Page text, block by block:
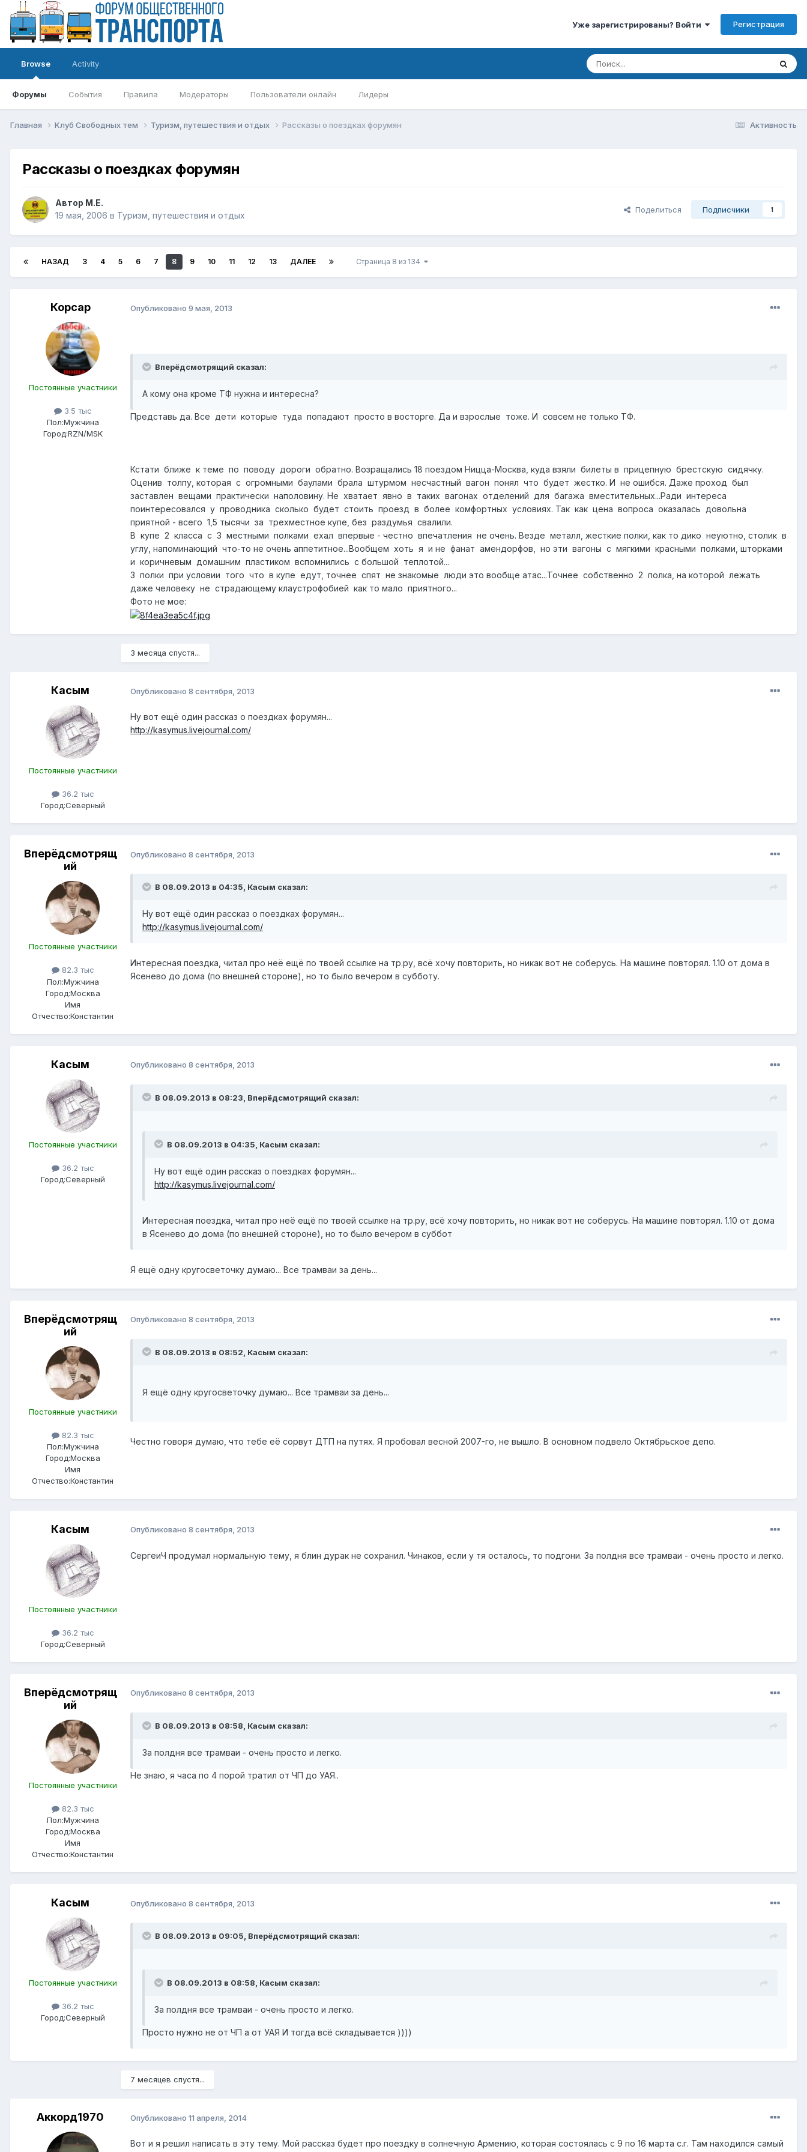
Уже зарегистрированы? Войти Регистрация
Browse
Форумы События Правила Модераторы Пользователи онлайн Лидеры
Activity
Активность
Главная Kлуб Свободных тем Туризм, путешествия и отдых Рассказы о поездках форумян
Рассказы о поездках форумян
Автор М.Е.
19 мая, 2006 в Туризм, путешествия и отдых
Поделиться Подписчики 1
НАЗАД 3 4 5 6 7 8 9 10 11 12 13 ДАЛЕЕ Страница 8 из 134
Корсар
Постоянные участники
3.5 тыс
Пол:Мужчина
Город:RZN/MSK
Опубликовано 9 мая, 2013
Вперёдсмотрящий сказал:
А кому она кроме ТФ нужна и интересна?
Представь да. Все дети которые туда попадают просто в восторге. Да и взрослые тоже. И совсем не только ТФ.
Кстати ближе к теме по поводу дороги обратно. Возращались 18 поездом Ницца-Москва, куда взяли билеты в прицепную брестскую сидячку.
Оценив толпу, которая с огромными баулами брала штурмом несчастный вагон понял что будет жестко. И не ошибся. Даже проход был
заставлен вещами практически наполовину. Не хватает явно в таких вагонах отделений для багажа вместительных...Ради интереса
поинтересовался у проводника сколько будет стоить проезд в более комфортных условиях. Так как цена вопроса оказалась довольна
приятной - всего 1,5 тысячи за трехместное купе, без раздумья свалили.
В купе 2 класса с 3 местными полками ехал впервые - честно впечатления не очень. Везде металл, жесткие полки, как то дико неуютно, столик в
углу, напоминающий что-то не очень аппетитное...Вообщем хоть я и не фанат амендорфов, но эти вагоны с мягкими красными полками, шторками
и коричневым домашним пластиком вспомнились с большой теплотой...
3 полки при условии того что в купе едут, точнее спят не знакомые люди это вообще атас...Точнее собственно 2 полка, на которой лежать
даже человеку не страдающему клаустрофобией как то мало приятного...
Фото не мое:
3 месяца спустя...
Касым
Постоянные участники
36.2 тыс
Город:Северный
Опубликовано 8 сентября, 2013
Ну вот ещё один рассказ о поездках форумян...
http://kasymus.livejournal.com/
Вперёдсмотрящ
ий
Постоянные участники
82.3 тыс
Пол:Мужчина
Город:Москва
Имя
Отчество:Константин
Опубликовано 8 сентября, 2013
В 08.09.2013 в 04:35, Касым сказал:
Ну вот ещё один рассказ о поездках форумян...
http://kasymus.livejournal.com/
Интересная поездка, читал про неё ещё по твоей ссылке на тр.ру, всё хочу повторить, но никак вот не соберусь. На машине повторял. 1.10 от дома в
Ясенево до дома (по внешней стороне), но то было вечером в субботу.
Касым
Постоянные участники
36.2 тыс
Город:Северный
Опубликовано 8 сентября, 2013
В 08.09.2013 в 08:23, Вперёдсмотрящий сказал:
В 08.09.2013 в 04:35, Касым сказал:
Ну вот ещё один рассказ о поездках форумян...
http://kasymus.livejournal.com/
Интересная поездка, читал про неё ещё по твоей ссылке на тр.ру, всё хочу повторить, но никак вот не соберусь. На машине повторял. 1.10 от дома
в Ясенево до дома (по внешней стороне), но то было вечером в суббот
Я ещё одну кругосветочку думаю... Все трамваи за день...
Вперёдсмотрящ
ий
Постоянные участники
82.3 тыс
Пол:Мужчина
Город:Москва
Имя
Отчество:Константин
Опубликовано 8 сентября, 2013
В 08.09.2013 в 08:52, Касым сказал:
Я ещё одну кругосветочку думаю... Все трамваи за день...
Честно говоря думаю, что тебе её сорвут ДТП на путях. Я пробовал весной 2007-го, не вышло. В основном подвело Октябрьское депо.
Касым
Постоянные участники
36.2 тыс
Город:Северный
Опубликовано 8 сентября, 2013
СергеиЧ продумал нормальную тему, я блин дурак не сохранил. Чинаков, если у тя осталось, то подгони. За полдня все трамваи - очень просто и легко.
Вперёдсмотрящ
ий
Постоянные участники
82.3 тыс
Пол:Мужчина
Город:Москва
Имя
Отчество:Константин
Опубликовано 8 сентября, 2013
В 08.09.2013 в 08:58, Касым сказал:
За полдня все трамваи - очень просто и легко.
Не знаю, я часа по 4 порой тратил от ЧП до УАЯ..
Касым
Постоянные участники
36.2 тыс
Город:Северный
Опубликовано 8 сентября, 2013
В 08.09.2013 в 09:05, Вперёдсмотрящий сказал:
В 08.09.2013 в 08:58, Касым сказал:
За полдня все трамваи - очень просто и легко.
Просто нужно не от ЧП а от УАЯ И тогда всё складывается ))))
7 месяцев спустя...
Аккорд1970 Опубликовано 11 апреля, 2014
Вот и я решил написать в эту тему. Мой рассказ будет про поездку в солнечную Армению, которая состоялась с 9 по 16 марта с.г. Там находился самый